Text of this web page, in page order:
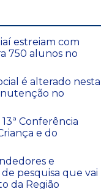
estreiam com
750 alunos no
é alterado nesta
no
Conferência
e do
e
pesquisa que vai
da Região